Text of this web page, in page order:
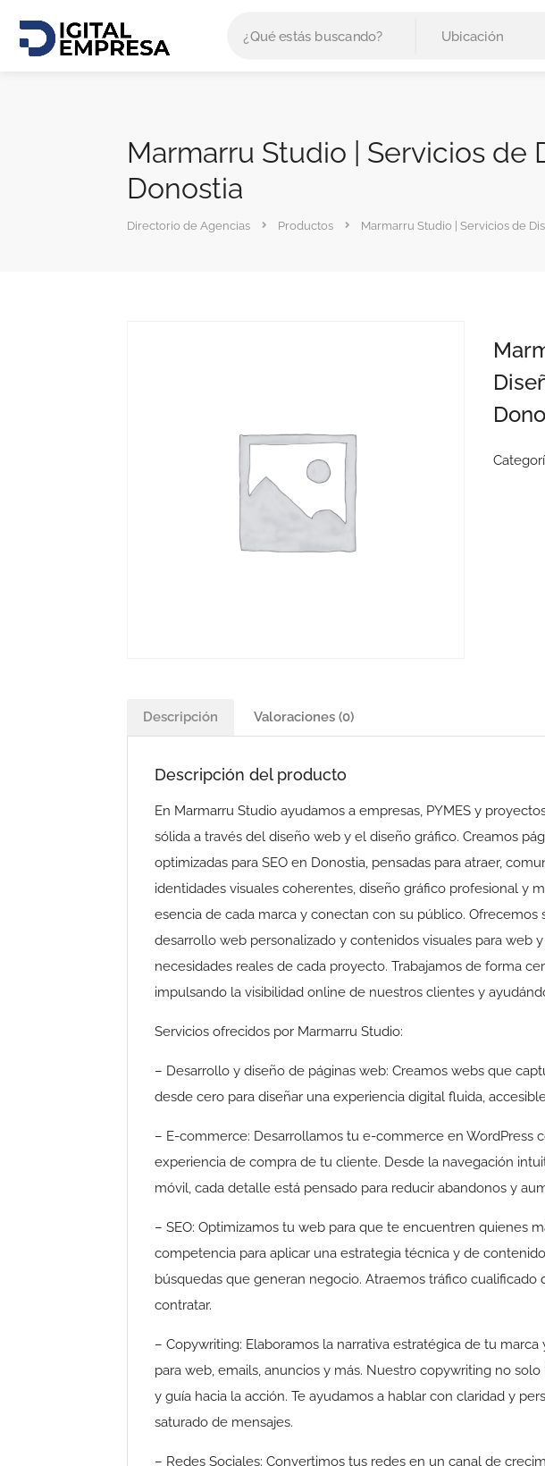
Marmarru Studio | Servicios de
Donostia
Directorio de Agencias Productos Marmarru Studio | Servicios de
Descripción Valoraciones (0)
Descripción del producto
En Marmarru Studio ayudamos a empresas, PYMES y
sólida a través del diseño web y el diseño gráfico. Creamos
optimizadas para SEO en Donostia, pensadas para atraer,
identidades visuales coherentes, diseño gráfico profesional y
esencia de cada marca y conectan con su público.
desarrollo web personalizado y contenidos visuales para web
necesidades reales de cada proyecto. Trabajamos de forma
impulsando la visibilidad online de nuestros clientes y
Servicios ofrecidos por Marmarru Studio:
– Desarrollo y diseño de páginas web: Creamos webs que
desde cero para diseñar una experiencia digital fluida,
– E-commerce: Desarrollamos tu e-commerce en WordPress
experiencia de compra de tu cliente. Desde la navegación
móvil, cada detalle está pensado para reducir abandonos y
– SEO: Optimizamos tu web para que te encuentren quienes
competencia para aplicar una estrategia técnica y de
búsquedas que generan negocio. Atraemos tráfico cualificado
contratar.
– Copywriting: Elaboramos la narrativa estratégica de tu
para web, emails, anuncios y más. Nuestro copywriting no
y guía hacia la acción. Te ayudamos a hablar con claridad y
saturado de mensajes.
– Redes Sociales: Convertimos tus redes en un canal de